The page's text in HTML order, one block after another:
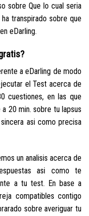
sobre Que lo cual seri­a
transpirado sobre que
eDarling.
a eDarling de modo
el Test acerca de
cuestiones, en las que
20 min. sobre tu lapsus
asi­ como precisa
un analisis acerca de
asi­ como te
a tu test. En base a
compatibles contigo
sobre averiguar tu